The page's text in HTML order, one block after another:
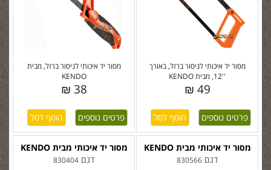
מסור יד איכותי לניסור ברזל, מבית
KENDO
38 ₪
פרטים נוספים
מסור יד איכותי לניסור ברזל, באורך
''12, מבית KENDO
49 ₪
פרטים נוספים
מסור יד איכותי מבית KENDO
דגם 830404
מסור יד איכותי מבית KENDO
דגם 830566